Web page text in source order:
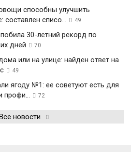
способны улучшить
списо...
49
30-летний рекорд по
дней
70
или на улице: найден ответ на
49
ягоду №1: ее советуют есть для
профи...
72
новости